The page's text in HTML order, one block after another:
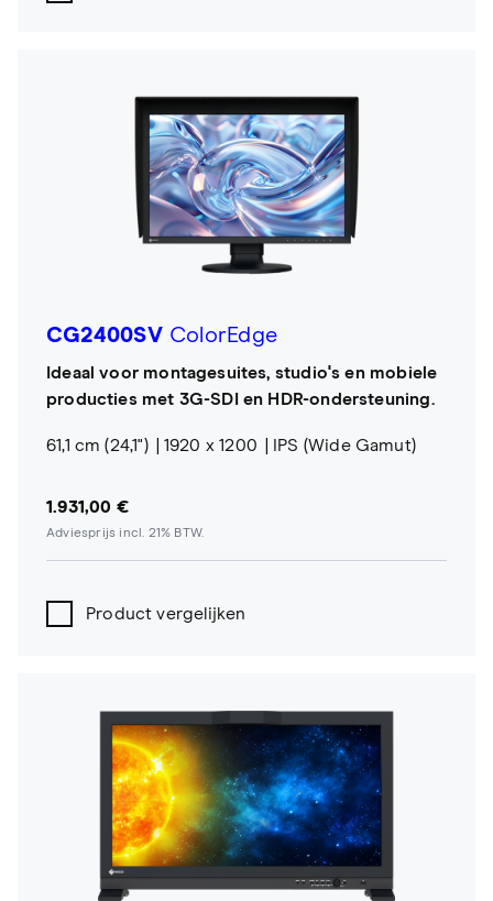
CG2400SVColorEdge
Ideaal voor montagesuites, studio's en mobiele
producties met 3G-SDI en HDR-ondersteuning.
61,1 cm (24,1") 1920 x 1200 IPS (Wide Gamut)
1.931,00 €
Adviesprijs incl. 21% BTW.
Product vergelijken